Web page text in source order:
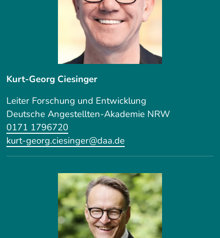
Kurt-Georg Ciesinger
Leiter Forschung und Entwicklung
Deutsche Angestellten-Akademie NRW
0171 1796720
kurt-georg.ciesinger@daa.de